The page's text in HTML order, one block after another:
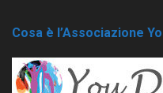
Cosa è l’Associazione